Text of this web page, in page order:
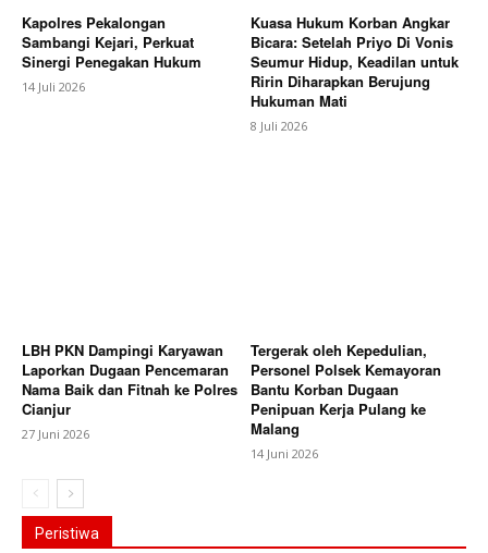
Kapolres Pekalongan
Sambangi Kejari, Perkuat
Sinergi Penegakan Hukum
14 Juli 2026
Kuasa Hukum Korban Angkar
Bicara: Setelah Priyo Di Vonis
Seumur Hidup, Keadilan untuk
Ririn Diharapkan Berujung
Hukuman Mati
8 Juli 2026
LBH PKN Dampingi Karyawan
Laporkan Dugaan Pencemaran
Nama Baik dan Fitnah ke Polres
Cianjur
27 Juni 2026
Tergerak oleh Kepedulian,
Personel Polsek Kemayoran
Bantu Korban Dugaan
Penipuan Kerja Pulang ke
Malang
14 Juni 2026
Peristiwa